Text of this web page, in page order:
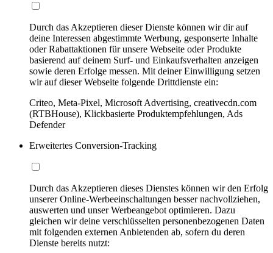
Durch das Akzeptieren dieser Dienste können wir dir auf
deine Interessen abgestimmte Werbung, gesponserte Inhalte
oder Rabattaktionen für unsere Webseite oder Produkte
basierend auf deinem Surf- und Einkaufsverhalten anzeigen
sowie deren Erfolge messen. Mit deiner Einwilligung setzen
wir auf dieser Webseite folgende Drittdienste ein:
Criteo, Meta-Pixel, Microsoft Advertising, creativecdn.com
(RTBHouse), Klickbasierte Produktempfehlungen, Ads
Defender
Erweitertes Conversion-Tracking
Durch das Akzeptieren dieses Dienstes können wir den Erfolg
unserer Online-Werbeeinschaltungen besser nachvollziehen,
auswerten und unser Werbeangebot optimieren. Dazu
gleichen wir deine verschlüsselten personenbezogenen Daten
mit folgenden externen Anbietenden ab, sofern du deren
Dienste bereits nutzt: